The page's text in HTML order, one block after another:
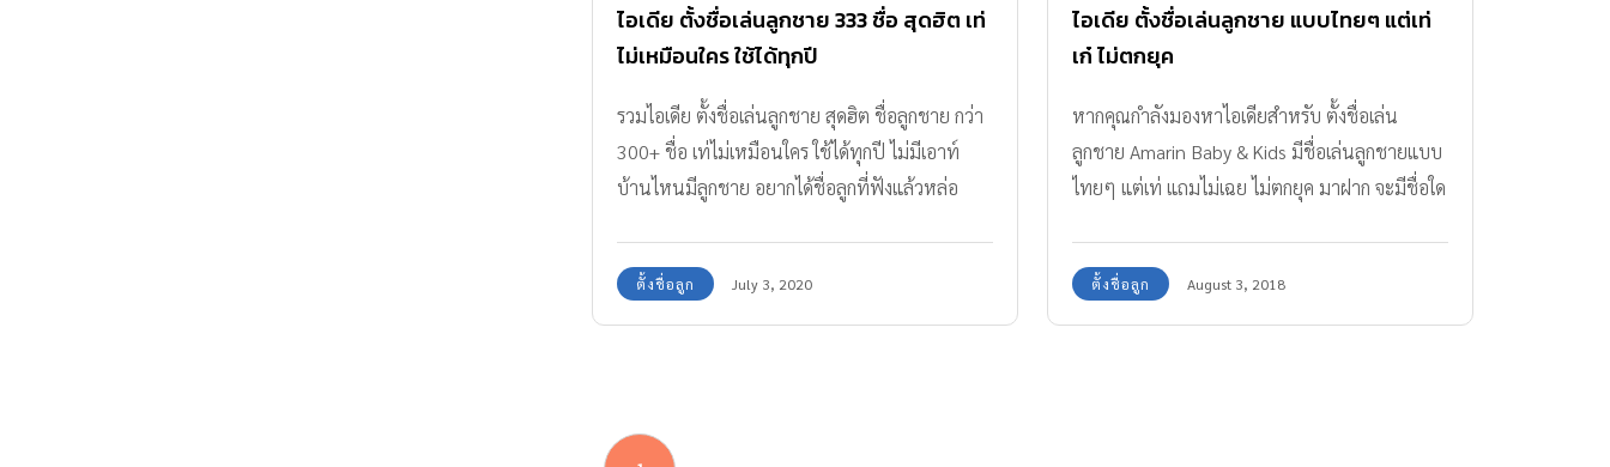
ไอเดีย ตั้งชื่อเล่นลูกชาย 333 ชื่อ สุดฮิต เท่
ไม่เหมือนใคร ใช้ได้ทุกปี
รวมไอเดีย ตั้งชื่อเล่นลูกชาย สุดฮิต ชื่อลูกชาย กว่า
300+ ชื่อ เท่ไม่เหมือนใคร ใช้ได้ทุกปี ไม่มีเอาท์
บ้านไหนมีลูกชาย อยากได้ชื่อลูกที่ฟังแล้วหล่อ
ตั้งชื่อลูก July 3, 2020
ไอเดีย ตั้งชื่อเล่นลูกชาย แบบไทยๆ แต่เท่
เก๋ ไม่ตกยุค
หากคุณกำลังมองหาไอเดียสำหรับ ตั้งชื่อเล่น
ลูกชาย Amarin Baby & Kids มีชื่อเล่นลูกชายแบบ
ไทยๆ แต่เท่ แถมไม่เฉย ไม่ตกยุค มาฝาก จะมีชื่อใด
ตั้งชื่อลูก August 3, 2018